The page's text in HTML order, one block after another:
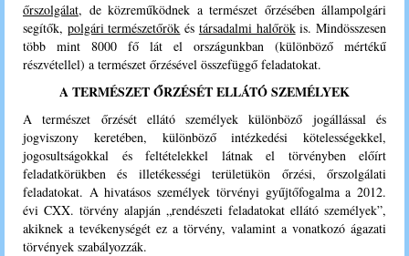
őrszolgálat, de közreműködnek a természet őrzésében állampolgári
segítők, polgári természetőrök és társadalmi halőrökis. Mindösszesen
több mint 8000 fő lát el országunkban (különböző mértékű
részvétellel) a természet őrzésével összefüggő feladatokat.
A TERMÉSZET ŐRZÉSÉT ELLÁTÓ SZEMÉLYEK
A természet őrzését ellátó személyek különböző jogállással és
jogviszony keretében, különböző intézkedési kötelességekkel,
jogosultságokkal és feltételekkel látnak el törvényben előírt
feladatkörükben és illetékességi területükön őrzési, őrszolgálati
feladatokat. A hivatásos személyek törvényi gyűjtőfogalma a 2012.
évi CXX. törvény alapján „rendészeti feladatokat ellátó személyek”,
akiknek a tevékenységét ez a törvény, valamint a vonatkozó ágazati
törvények szabályozzák.